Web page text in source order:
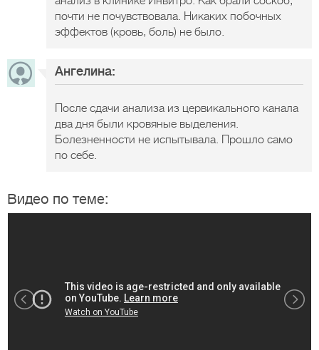
почти не почувствовала. Никаких побочных
эффектов (кровь, боль) не было.
Ангелина:
После сдачи анализа из цервикального канала
два дня были кровяные выделения.
Болезненности не испытывала. Прошло само
по себе.
Видео по теме: